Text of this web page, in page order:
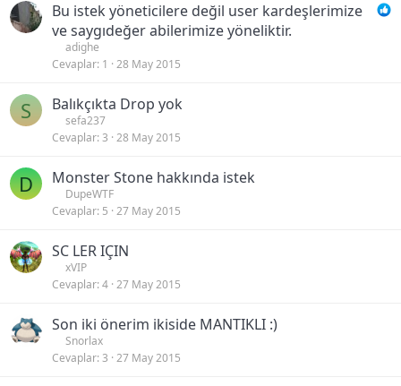
Bu istek yöneticilere değil user kardeşlerimize
ve saygıdeğer abilerimize yöneliktir.
adighe
Cevaplar 1 28 May 2015
S Balıkçıkta Drop yok
sefa237
Cevaplar 3 28 May 2015
D Monster Stone hakkında istek
DupeWTF
Cevaplar 5 27 May 2015
SC LER IÇIN
xVIP
Cevaplar 4 27 May 2015
Son iki önerim ikiside MANTIKLI :)
Snorlax
Cevaplar 3 27 May 2015